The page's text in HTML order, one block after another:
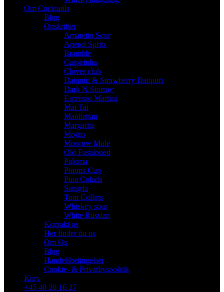
Om Cocktaiils
Blog
Opskrifter
Amaretto Sour
Aperol Spritz
Bramble
Caipirinha
Clover club
Daiquiri & Strawberry Daiquiri
Dark N Stormy
Espresso Martini
Mai Tai
Manhattan
Margarita
Mojito
Moscow Mule
Old Fashioned
Paloma
Pimms Cup
Pina Colada
Sangria
Tom Collins
Whiskey sour
White Russian
Kontakt os
Her finder du os
Om Os
Blog
Handelsbetingelser
Cookie- & Privatlivspolitik
Kurv
+45 40 20 16 27